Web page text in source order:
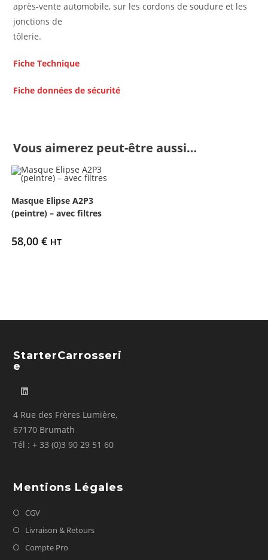
après-vente automobile, sur les cordons de soudure et les
jonctions de
tôlerie.
Fiche Technique
Fiche données de sécurité
Vous aimerez peut-être aussi…
Masque Elipse A2P3
(peintre) – avec filtres
58,00 € HT
StarterCarrosseri
E
4 Rue des Frères Lumière,
67170 Brumath
Tél : + 33 (0)3 90 29 51 60
Mentions Légales
CGV
Livraison & Retours
Compte Pro